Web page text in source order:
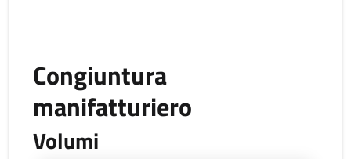
Congiuntura
manifatturiero
Volumi